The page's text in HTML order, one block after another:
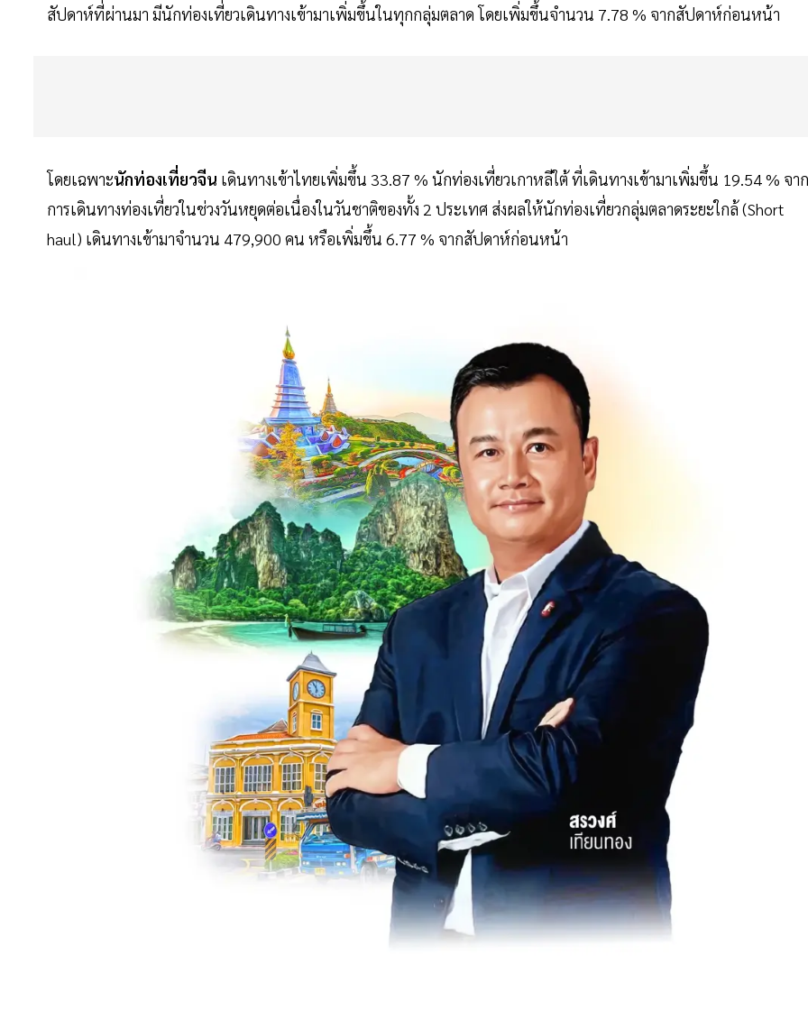
สัปดาห์ที่ผ่านมา มีนักท่องเที่ยวเดินทางเข้ามาเพิ่มขึ้นในทุกกลุ่มตลาด โดยเพิ่มขึ้นจำนวน 7.78 % จากสัปดาห์ก่อนหน้า
โดยเฉพาะนักท่องเที่ยวจีน เดินทางเข้าไทยเพิ่มขึ้น 33.87 % นักท่องเที่ยวเกาหลีใต้ ที่เดินทางเข้ามาเพิ่มขึ้น 19.54 % จาก
การเดินทางท่องเที่ยวในช่วงวันหยุดต่อเนื่องในวันชาติของทั้ง 2 ประเทศ ส่งผลให้นักท่องเที่ยวกลุ่มตลาดระยะใกล้ (Short
haul) เดินทางเข้ามาจำนวน 479,900 คน หรือเพิ่มขึ้น 6.77 % จากสัปดาห์ก่อนหน้า